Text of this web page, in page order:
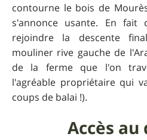
contourne le bois de
s'annonce usante. En fait
rejoindre la descente
mouliner rive gauche de
de la ferme que l'on
l'agréable propriétaire qui
coups de balai !).
Accès